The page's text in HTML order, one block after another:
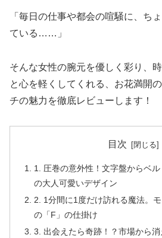
「毎日の仕事や都会の喧騒に、ち
ている……」
そんな女性の腕元を優しく彩り、
と心を軽くしてくれる、お花満開
チの魅力を徹底レビューします！
目次
1. 圧巻の意外性！文字盤からベル
の大人可愛いデザイン
2. 1分間に1度だけ訪れる魔法。
の「F」の仕掛け
3. 出会えたら奇跡！？市場から